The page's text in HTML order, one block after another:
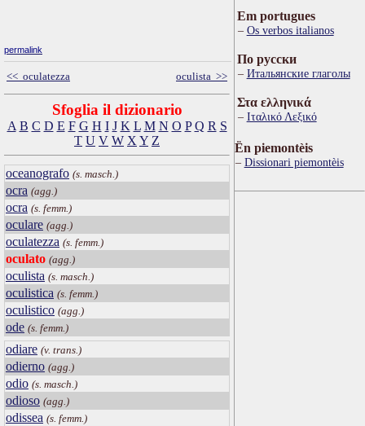
permalink
<< oculatezza oculista >>
Sfoglia il dizionario
A B C D E F G H I J K L M N O P Q R S
T U V W X Y Z
oceanografo (s. masch.)
ocra (agg.)
ocra (s. femm.)
oculare (agg.)
oculatezza (s. femm.)
oculato (agg.)
oculista (s. masch.)
oculistica (s. femm.)
oculistico (agg.)
ode (s. femm.)
odiare (v. trans.)
odierno (agg.)
odio (s. masch.)
odioso (agg.)
odissea (s. femm.)
Em portugues
Os verbos italianos
По русски
Итальянские глаголы
Στα ελληνικά
Ιταλικό Λεξικό
Ën piemontèis
Dissionari piemontèis